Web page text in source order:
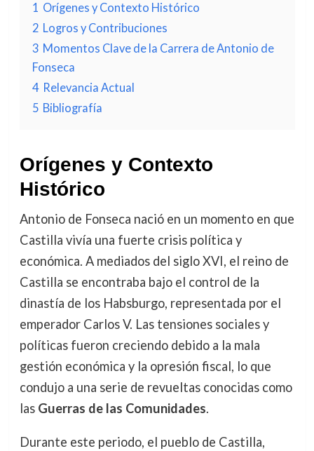
1 Orígenes y Contexto Histórico
2 Logros y Contribuciones
3 Momentos Clave de la Carrera de Antonio de
Fonseca
4 Relevancia Actual
5 Bibliografía
Orígenes y Contexto
Histórico
Antonio de Fonseca nació en un momento en que
Castilla vivía una fuerte crisis política y
económica. A mediados del siglo XVI, el reino de
Castilla se encontraba bajo el control de la
dinastía de los Habsburgo, representada por el
emperador Carlos V. Las tensiones sociales y
políticas fueron creciendo debido a la mala
gestión económica y la opresión fiscal, lo que
condujo a una serie de revueltas conocidas como
las Guerras de las Comunidades.
Durante este periodo, el pueblo de Castilla,